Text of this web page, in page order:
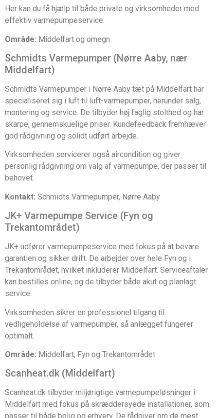
Her kan du få hjælp til både private og virksomheder med
effektiv varmepumpeservice.
Område: Middelfart og omegn
Schmidts Varmepumper (Nørre Aaby, nær
Middelfart)
Schmidts Varmepumper i Nørre Aaby tæt på Middelfart har
specialiseret sig i luft til luft-varmepumper, herunder salg,
montering og service. De tilbyder høj faglig stolthed og har
skarpe, gennemskuelige priser. Kundefeedback fremhæver
god rådgivning og solidt udført arbejde.
Virksomheden servicerer også aircondition og giver
personlig rådgivning om valg af varmepumpe, der passer til
behovet.
Kontakt: Schmidts Varmepumper, Nørre Aaby
JK+ Varmepumpe Service (Fyn og
Trekantområdet)
JK+ udfører varmepumpeservice med fokus på at bevare
garantien og sikker drift. De arbejder over hele Fyn og i
Trekantområdet, hvilket inkluderer Middelfart. Serviceaftaler
kan bestilles online, og de tilbyder både akut og planlagt
service.
Virksomheden sikrer en professionel tilgang til
vedligeholdelse af varmepumper, så anlægget fungerer
optimalt.
Område: Middelfart, Fyn og Trekantområdet
Scanheat.dk (Middelfart)
Scanheat.dk tilbyder miljørigtige varmepumpeløsninger i
Middelfart med fokus på skræddersyede installationer, som
passer til både bolig og erhverv. De rådgiver om de mest